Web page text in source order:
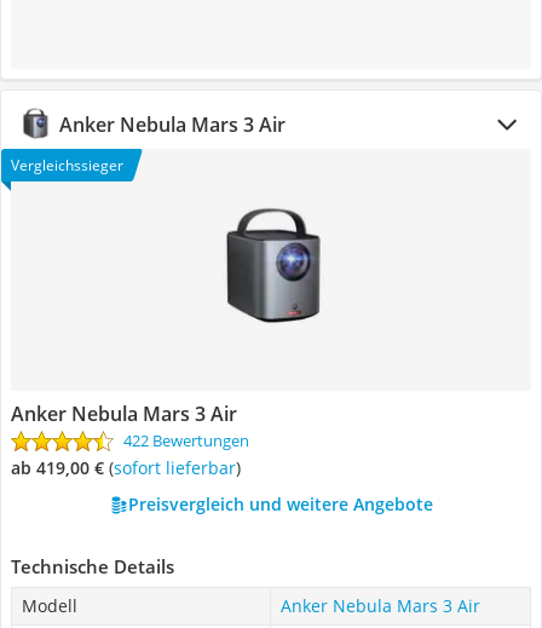
Anker Nebula Mars 3 Air
Vergleichssieger
Anker Nebula Mars 3 Air
422 Bewertungen
ab 419,00 € ( Sofort lieferbar)
Preisvergleich und weitere Angebote
Technische Details
Modell
Anker Nebula Mars 3 Air